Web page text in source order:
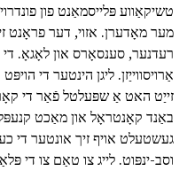
טשיקאַווע פּלייסמאַנט פון
מער מאָדערן. אזוי, דער פראָנט
רעדנער, סענסאָרס און לאָגאָ. די
אַרויסווייַזן. ליגן הינטער די
זייַט האט אַ שפּעלטל פֿאַר די
באַנד קאָנטראָל און מאַכט
געשטעלט אויף זיך אונטער די
וסב-ינפּוט. לייג צו טאַם צו די